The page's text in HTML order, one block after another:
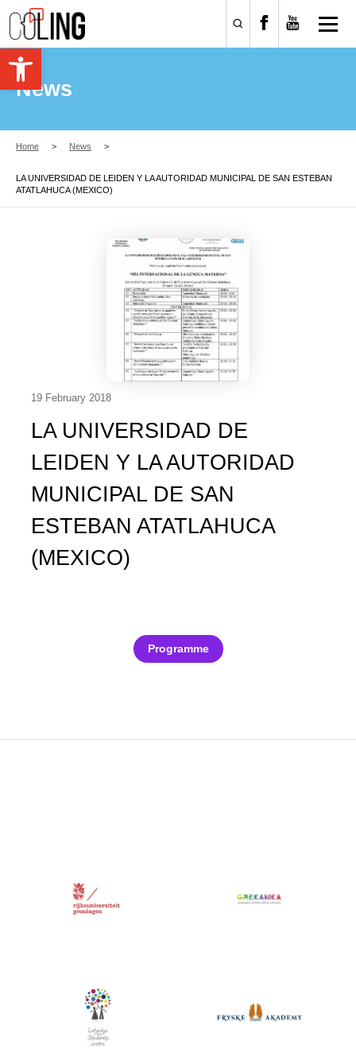
Open toolbar
News
Home News
LA UNIVERSIDAD DE LEIDEN Y LA AUTORIDAD MUNICIPAL DE SAN ESTEBAN
ATATLAHUCA (MEXICO)
19 February 2018
LA UNIVERSIDAD DE
LEIDEN Y LA AUTORIDAD
MUNICIPAL DE SAN
ESTEBAN ATATLAHUCA
(MEXICO)
Programme